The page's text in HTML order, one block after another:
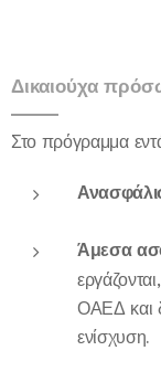
Δικαιούχα
Στο πρόγραμμα
Άμεσα
ΟΑΕΔ και
ενίσχυση.